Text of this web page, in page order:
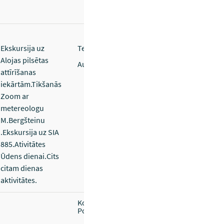
Ekskursija uz
Alojas pilsētas
attīrīšanas
iekārtām.Tikšanās
Zoom ar
metereologu
M.Bergšteinu
.Ekskursija uz SIA
885.Ativitātes
Ūdens dienai.Cits
citam dienas
aktivitātes.
Telpas.
Autobuss.
Kopēšana-datortehnikas resursi.
Portfolio mapes, apploksnes.